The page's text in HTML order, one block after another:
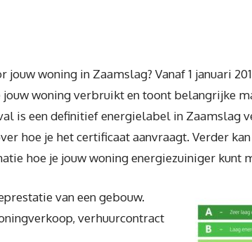
woning in Zaamslag? Vanaf 1 januari
woning verbruikt en toont belangrijke
is een definitief energielabel in Zaamslag
hoe je het certificaat aanvraagt. Verder
hoe je jouw woning energiezuiniger kunt
van een gebouw.
verhuurcontract